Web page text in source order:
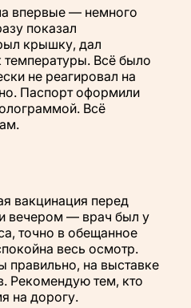
впервые — немного
показал
крышку, дал
температуры. Всё было
не реагировал на
Паспорт оформили
Всё
вакцинация перед
вечером — врач был у
точно в обещанное
весь осмотр.
правильно, на выставке
Рекомендую тем, кто
на дорогу.